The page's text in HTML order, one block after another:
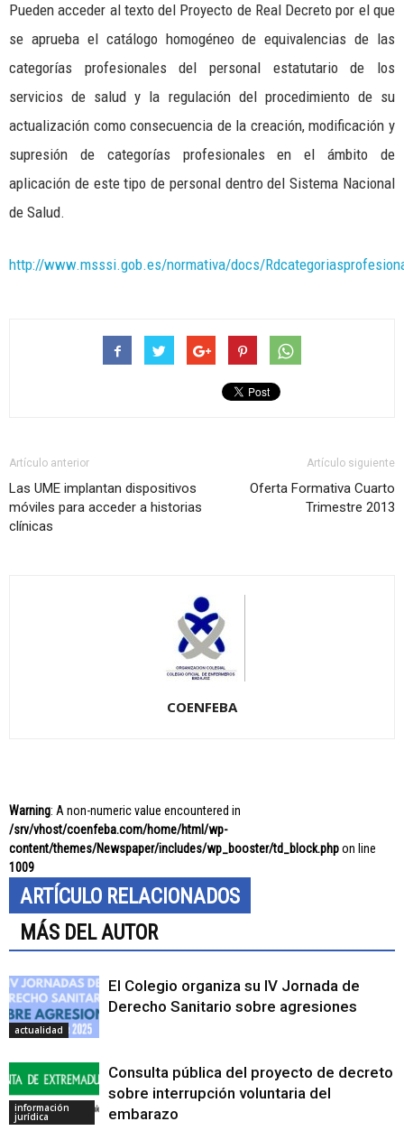
Pueden acceder al texto del Proyecto de Real Decreto por el que
se aprueba el catálogo homogéneo de equivalencias de las
categorías profesionales del personal estatutario de los
servicios de salud y la regulación del procedimiento de su
actualización como consecuencia de la creación, modificación y
supresión de categorías profesionales en el ámbito de
aplicación de este tipo de personal dentro del Sistema Nacional
de Salud.
http://www.msssi.gob.es/normativa/docs/
Artículo anterior
Las UME implantan dispositivos
móviles para acceder a historias
clínicas
Artículo siguiente
Oferta Formativa Cuarto
Trimestre 2013
COENFEBA
Warning: A non-numeric value encountered in
/srv/vhost/coenfeba.com/home/html/wp-
content/themes/Newspaper/includes/wp_booster/td_block.phpon line
1009
ARTÍCULO RELACIONADOS
MÁS DEL AUTOR
actualidad
El Colegio organiza su IV Jornada de
Derecho Sanitario sobre agresiones
información
jurídica
Consulta pública del proyecto de decreto
sobre interrupción voluntaria del
embarazo